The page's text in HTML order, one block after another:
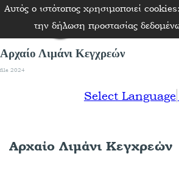
Αυτός ο ιστότοπος χρησιμοποιεί
την δήλωση προστασίας
Μετάβαση στο περιεχόμενο
Παράλειψη μενού
Αρχαίο Λιμάνι Κεγχρεών
file 2024
Select Language
Αρχαίο Λιμάνι Κεγχρεών